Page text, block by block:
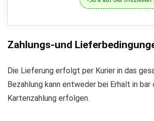
Zahlungs-und
Die Lieferung erfolgt per Kurier in das
Bezahlung kann entweder bei Erhalt in bar
Kartenzahlung erfolgen.